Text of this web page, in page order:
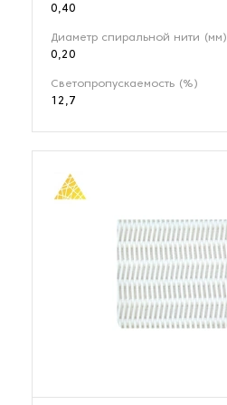
0,40
Диаметр спиральной нити (мм)
0,20
Светопропускаемость (%)
12,7